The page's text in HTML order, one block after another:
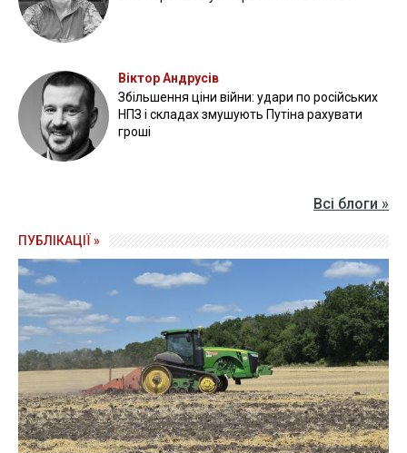
Віктор Андрусів
Збільшення ціни війни: удари по російських
НПЗ і складах змушують Путіна рахувати
гроші
Всі блоги »
ПУБЛІКАЦІЇ »